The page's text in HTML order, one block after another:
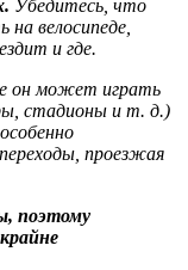
Убедитесь, что
на велосипеде,
и где.
он может играть
стадионы и т. д.)
проезжая
поэтому